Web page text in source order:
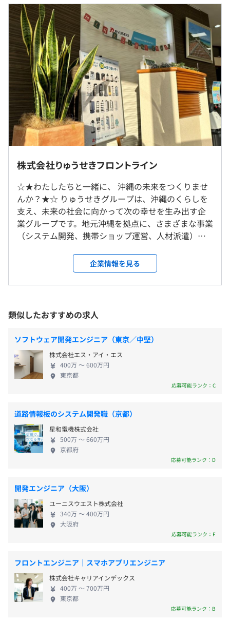
また、インフラの整備や管理、既存システムの運用や保
守、課題解決など、ITに関する業務全般を一手に引き受け
ることも強みと言えます。
【社内情報システム部の開発案件】
・石油・ガス販売管理システムの開発／保守
・SS販売管理システムの開発／保守
・LGP販売管理システムの開発／保守
・予実管理システムの開発／保守
・情報系システムの開発／保守
・業務に必要なスキルやノウハウを先輩社員の指導の下、
プログラミングの開発等を進めていきます。
・技術支援として、社内外の研修やセミナーへの参加や資
格取得の支援なども行っています。
※開発案件によっては、上記以上の高スペックマシンを用
プロジェクトごとに選択
・サーバ：オンプレサーバ、クラウドサーバ
・OS：Linux、Windows
・言語：COBOL、Java、VB.NET、C＃
・フレームワーク：.Net Framework
・半期ごとの目標設定、振り返りによる評価をおこなって
就業場所の変更範囲
雇入時：沖縄県浦添市西洲2-2-3 りゅうせきビル3F
＜変更範囲＞
変更範囲：会社の定める場所
受動喫煙防止措置に関する事項
従業員に対する受動喫煙対策：あり
対策内容：敷地内禁煙（喫煙場所あり）
■賃金の決定方法：当社規定により決定
■月給：30万〜44万円（固定残業代を含む）
・基本給：256,000～380,940円
・固定残業代：20時間分、44,000～59,060円（超過分は
別途支給）
（※想定年収は年収提示額を保証するものではありません）
8:30～17:30
休憩時間：12:00～13:00（60分）
平均残業時間：平均5時間／月
【年間休日127日】
・完全週休2日制（土・日）
交通費規定支給（上限8,950円／月）
※ただし、契約更新時に昇給することがあります。
社会保険完備（健康保険・厚生年金加入・雇用保険・労災
有期雇用
あり(1年)
契約更新の判断基準
契約の更新は、本人の能力、業務量、業務成績、勤務態
株式会社りゅうせきフロントライン
☆★わたしたちと一緒に、 沖縄の未来をつくりませ
んか？★☆ りゅうせきグループは、沖縄のくらしを
支え、未来の社会に向かって次の幸せを生み出す企
業グループです。地元沖縄を拠点に、さまざまな事業
（システム開発、携帯ショップ運営、人材派遣）を
う大手メーカーとともに、防災・海底ケーブルの監
視や、ICT技術を活用したサービスロボットの販売、
サービス系職種ではau・UQショップの運営など「お
ストップ営業を目指して、地元のお客様にご提案を
しています。 【エンジニア業務】 ■ソリューション
開発 30年にわたるメーカー各社とのお取引で蓄積さ
れた技術力と問題解決力を基盤として、官公庁や県
外法人向け大規模ITシステムのソフトウェア開発を
おこなっています。 設計、製造、保守に至る全工程
を自社（沖縄）拠点に開発し、最新技術を用いて24
ティカルなシステムを全国各地のお客様へご提供し
ます。 ■システム開発 県内IT企業様向けに、ITエン
ジニア派遣等による開発支援や運用支援、ソフトウ
ェア開発の一部請負など、お客様のニーズに合わせ
オンデマンドなサービスをおこなっています。 ■社
システムの開発・運用保守業務にも携わっています。
【働き方への取り組み】 全社的な取り組みとして、
RPAロボットの導入で事務作業を軽減しています。さ
らなるワークライフバランスの向上、将来の働き方
の多様化へ対応できる仕組みづくりをしています。
暇100%取得（男性の取得実績あり） ・時差出勤、短
時間勤務（子育て、介護）あり
企業情報を見る
類似したおすすめの求人
ソフトウェア開発エンジニア（東京／中堅）
株式会社エス・アイ・エス
400万 〜 600万円
東京都
応募可能ランク：C
道路情報板のシステム開発職（京都）
星和電機株式会社
500万 〜 660万円
京都府
応募可能ランク：D
開発エンジニア（大阪）
ユーニスウエスト株式会社
340万 〜 400万円
大阪府
応募可能ランク：F
フロントエンジニア｜スマホアプリエンジニア
株式会社キャリアインデックス
400万 〜 700万円
東京都
応募可能ランク：B